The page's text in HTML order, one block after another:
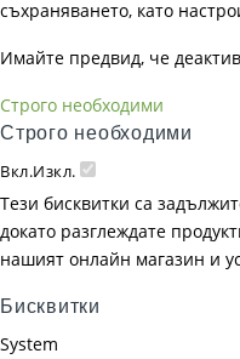
съхраняването, като
Имайте предвид, че
Строго необходими
Строго необходими
Вкл.Изкл.
Тези бисквитки са
докато разглеждате
нашият онлайн магазин и
Бисквитки
System